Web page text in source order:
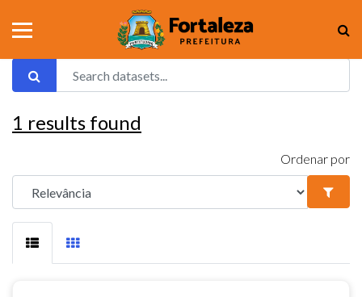
1 results found
Ordenar por